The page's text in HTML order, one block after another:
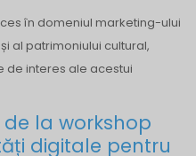
în domeniul marketing-ului
al patrimoniului cultural,
de interes ale acestui
la workshop
digitale pentru